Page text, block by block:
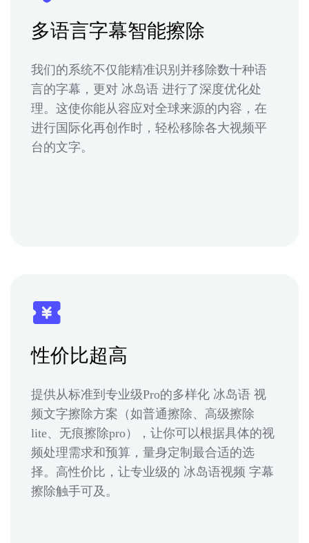
多语言字幕智能擦除
我们的系统不仅能精准识别并移除数十种语
言的字幕，更对 冰岛语 进行了深度优化处
理。这使你能从容应对全球来源的内容，在
进行国际化再创作时，轻松移除各大视频平
台的文字。
性价比超高
提供从标准到专业级Pro的多样化 冰岛语 视
频文字擦除方案（如普通擦除、高级擦除
lite、无痕擦除pro），让你可以根据具体的视
频处理需求和预算，量身定制最合适的选
择。高性价比，让专业级的 冰岛语视频 字幕
擦除触手可及。